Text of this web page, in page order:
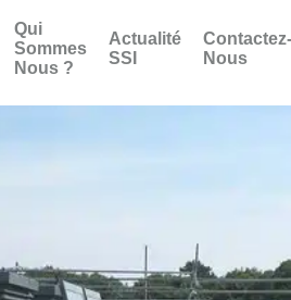
Qui
Sommes
Nous ?
Actualité
SSI
Contactez-
Nous